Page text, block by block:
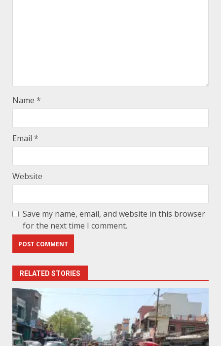
Name *
Email *
Website
Save my name, email, and website in this browser
for the next time I comment.
RELATED STORIES